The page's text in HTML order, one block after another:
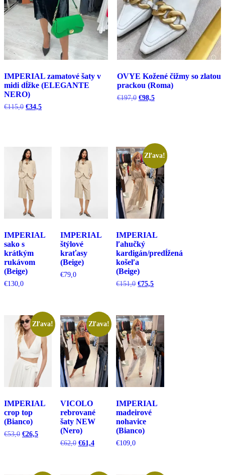
IMPERIAL zamatové šaty v
midi dĺžke (ELEGANTE
NERO)
€115,0 Pôvodná
€34,5Aktuálna
OVYE Kožené čižmy so zlatou
prackou (Roma)
€197,0 Pôvodná
€98,5Aktuálna
IMPERIAL
sako s
krátkým
rukávom
(Beige)
€130,0
IMPERIAL
štýlové
kraťasy
(Beige)
€79,0
Zľava!
IMPERIAL
ľahučký
kardigán/predĺžená
košeľa
(Beige)
€151,0 Pôvodná
€75,5Aktuálna
Zľava!
IMPERIAL
crop top
(Bianco)
€53,0 Pôvodná
€26,5Aktuálna
Zľava!
VICOLO
rebrované
šaty NEW
(Nero)
€62,0 Pôvodná
€61,4Aktuálna
IMPERIAL
madeirové
nohavice
(Bianco)
€109,0